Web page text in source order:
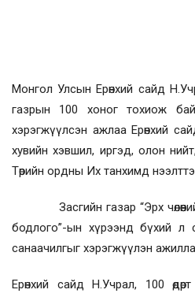
Монгол Улсын Ерөнхий сайд
газрын 100 хоног тохиож
хэрэгжүүлсэн ажлаа Ерөнхий
хувийн хэвшил, иргэд, олон
Төрийн ордны Их танхимд
Засгийн газар “Эрх чөлөөний
бодлого”-ын хүрээнд бүхий л
санаачилгыг хэрэгжүүлэн
Ерөнхий сайд Н.Учрал, 100 өдөрт